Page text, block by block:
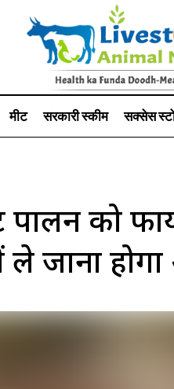
मीट सरकारी स्की‍म सक्सेस
को
ले जाना